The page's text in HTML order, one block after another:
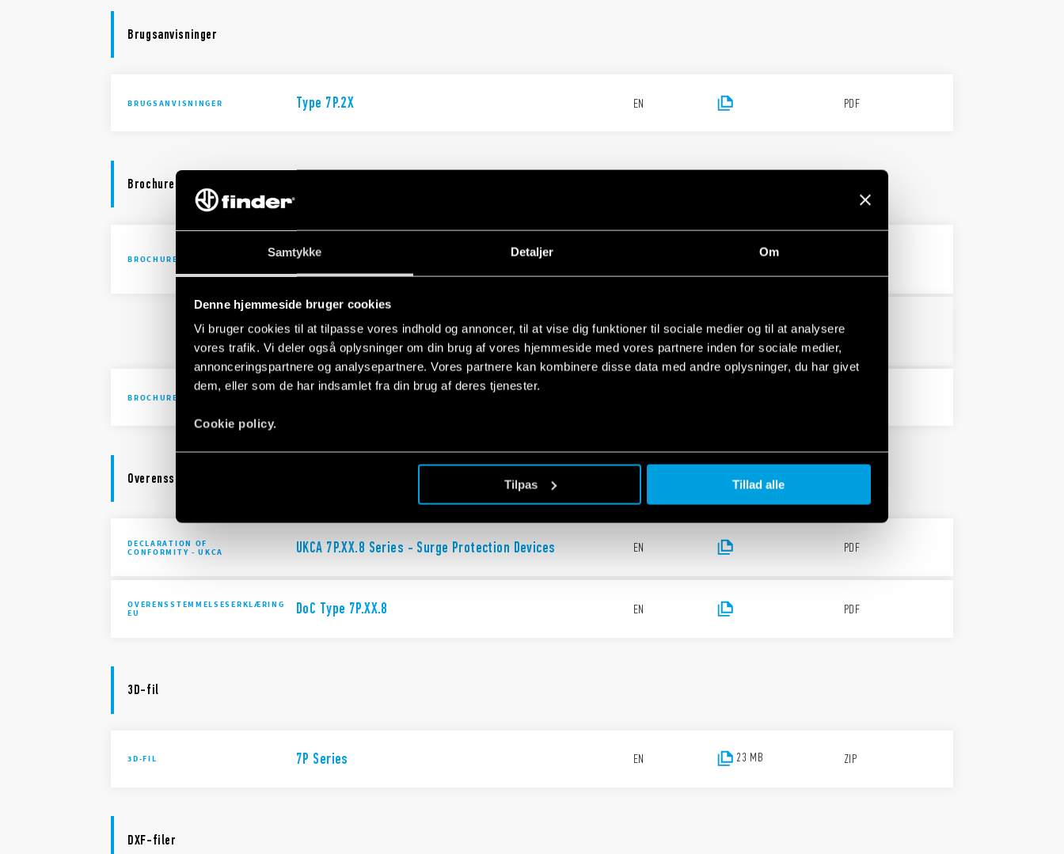
Samtykke Detaljer Om
Denne hjemmeside bruger cookies
Vi bruger cookies til at tilpasse vores indhold og annoncer, til at vise dig funktioner til sociale medier og til at analysere
vores trafik. Vi deler også oplysninger om din brug af vores hjemmeside med vores partnere inden for sociale medier,
annonceringspartnere og analysepartnere. Vores partnere kan kombinere disse data med andre oplysninger, du har givet
dem, eller som de har indsamlet fra din brug af deres tjenester.
Cookie policy.
Tilpas Tillad alle
Brugsanvisninger
BRUGSANVISNINGER Type 7P.2X EN PDF
Brochure
BROCHURE Solutions for electrical panels and industrial
Solutions for electrical panels and industrial
automation EN PDF
BROCHURE Brochure Industrial applications
Overensstemmelseserklæring
DECLARATION OF
CONFORMITY - UKCA
UKCA 7P.XX.8 Series - Surge Protection Devices EN PDF
OVERENSSTEMMELSESERKLÆRING
EU
DoC Type 7P.XX.8 EN PDF
3D-fil
3D-FIL 7P Series EN 23 MB ZIP
DXF-filer